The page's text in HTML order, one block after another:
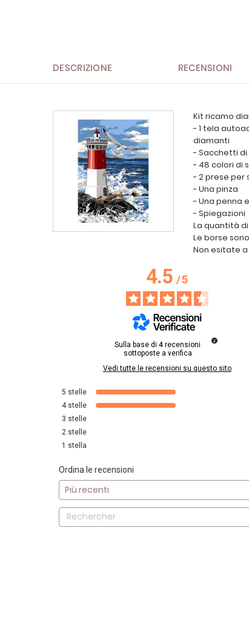
DESCRIZIONE RECENSIONI
Kit ricamo
- 1 tela
diamanti
- Sacchetti
- 48 colori di
- 2 prese per
- Una pinza
- Una penna
- Spiegazioni
La quantità
Le borse
Non esitate
4.5/5
Sulla base di 4 recensioni
sottoposte a verifica
Vedi tutte le recensioni su questo sito
5 stelle
4 stelle
3 stelle
2 stelle
1 stella
Ordina le recensioni